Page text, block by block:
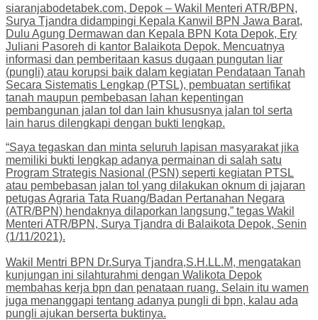
siaranjabodetabek.com, Depok – Wakil Menteri ATR/BPN,
Surya Tjandra didampingi Kepala Kanwil BPN Jawa Barat,
Dulu Agung Dermawan dan Kepala BPN Kota Depok, Ery
Juliani Pasoreh di kantor Balaikota Depok. Mencuatnya
informasi dan pemberitaan kasus dugaan pungutan liar
(pungli) atau korupsi baik dalam kegiatan Pendataan Tanah
Secara Sistematis Lengkap (PTSL), pembuatan sertifikat
tanah maupun pembebasan lahan kepentingan
pembangunan jalan tol dan lain khususnya jalan tol serta
lain harus dilengkapi dengan bukti lengkap.
“Saya tegaskan dan minta seluruh lapisan masyarakat jika
memiliki bukti lengkap adanya permainan di salah satu
Program Strategis Nasional (PSN) seperti kegiatan PTSL
atau pembebasan jalan tol yang dilakukan oknum di jajaran
petugas Agraria Tata Ruang/Badan Pertanahan Negara
(ATR/BPN) hendaknya dilaporkan langsung,” tegas Wakil
Menteri ATR/BPN, Surya Tjandra di Balaikota Depok, Senin
(1/11/2021).
Wakil Mentri BPN Dr.Surya Tjandra,S.H.LL.M, mengatakan
kunjungan ini silahturahmi dengan Walikota Depok
membahas kerja bpn dan penataan ruang. Selain itu wamen
juga menanggapi tentang adanya pungli di bpn, kalau ada
pungli ajukan berserta buktinya.